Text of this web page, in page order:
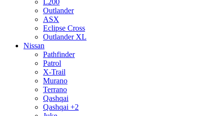
Outlander
ASX
Eclipse Cross
Outlander XL
Nissan
Pathfinder
Patrol
X-Trail
Murano
Terrano
Qashqai
Qashqai +2